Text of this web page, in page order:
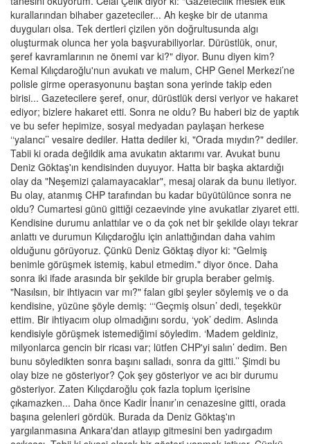
kurallarından bihaber gazeteciler... Ah keşke bir de utanma
duyguları olsa. Tek dertleri çizilen yön doğrultusunda algı
oluşturmak olunca her yola başvurabiliyorlar. Dürüstlük, onur,
şeref kavramlarının ne önemi var ki?" diyor. Bunu diyen kim?
Kemal Kılıçdaroğlu'nun avukatı ve malum, CHP Genel Merkezi’ne
polisle girme operasyonunu baştan sona yerinde takip eden
birisi... Gazetecilere şeref, onur, dürüstlük dersi veriyor ve hakaret
ediyor; bizlere hakaret etti. Sonra ne oldu? Bu haberi biz de yaptık
ve bu sefer hepimize, sosyal medyadan paylaşan herkese
‘‘yalancı’’ vesaire dediler. Hatta dediler ki, "Orada mıydın?" dediler.
Tabii ki orada değildik ama avukatın aktarımı var. Avukat bunu
Deniz Göktaş'ın kendisinden duyuyor. Hatta bir başka aktardığı
olay da "Neşemizi çalamayacaklar", mesaj olarak da bunu iletiyor.
Bu olay, atanmış CHP tarafından bu kadar büyütülünce sonra ne
oldu? Cumartesi günü gittiği cezaevinde yine avukatlar ziyaret etti.
Kendisine durumu anlattılar ve o da çok net bir şekilde olayı tekrar
anlattı ve durumun Kılıçdaroğlu için anlattığından daha vahim
olduğunu görüyoruz. Çünkü Deniz Göktaş diyor ki: "Gelmiş
benimle görüşmek istemiş, kabul etmedim." diyor önce. Daha
sonra iki ifade arasında bir şekilde bir grupla beraber gelmiş.
"Nasılsın, bir ihtiyacın var mı?" falan gibi şeyler söylemiş ve o da
kendisine, yüzüne şöyle demiş: ‘‘‘Geçmiş olsun’ dedi, teşekkür
ettim. Bir ihtiyacım olup olmadığını sordu, ‘yok’ dedim. Aslında
kendisiyle görüşmek istemediğimi söyledim. ‘Madem geldiniz,
milyonlarca gencin bir ricası var; lütfen CHP'yi salın’ dedim. Ben
bunu söyledikten sonra başını salladı, sonra da gitti.’’ Şimdi bu
olay bize ne gösteriyor? Çok şey gösteriyor ve acı bir durumu
gösteriyor. Zaten Kılıçdaroğlu çok fazla toplum içerisine
çıkamazken... Daha önce Kadir İnanır’ın cenazesine gitti, orada
başına gelenleri gördük. Burada da Deniz Göktaş'ın
yargılanmasına Ankara'dan atlayıp gitmesini ben yadırgadım